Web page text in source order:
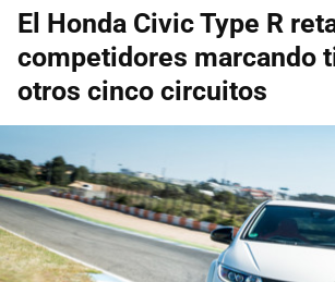
El Honda Civic Type R
competidores marcando
otros cinco circuitos